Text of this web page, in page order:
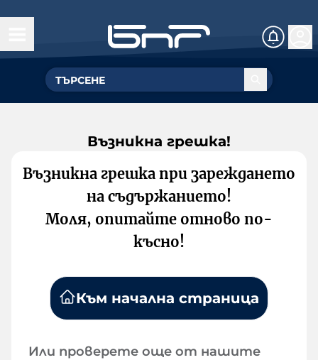
Възникна грешка!
Възникна грешка при зареждането
на съдържанието!
Моля, опитайте отново по-
късно!
Към начална страница
Или проверете още от нашите